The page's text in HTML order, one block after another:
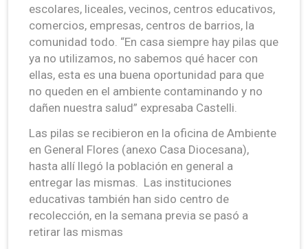
escolares, liceales, vecinos, centros educativos,
comercios, empresas, centros de barrios, la
comunidad todo. “En casa siempre hay pilas que
ya no utilizamos, no sabemos qué hacer con
ellas, esta es una buena oportunidad para que
no queden en el ambiente contaminando y no
dañen nuestra salud” expresaba Castelli.
Las pilas se recibieron en la oficina de Ambiente
en General Flores (anexo Casa Diocesana),
hasta allí llegó la población en general a
entregar las mismas. Las instituciones
educativas también han sido centro de
recolección, en la semana previa se pasó a
retirar las mismas